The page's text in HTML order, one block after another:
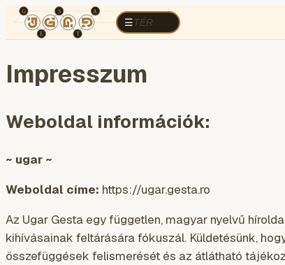
☰TÉR
TÉRELEMZÉS
Impresszum
Weboldal információk:
~ ugar ~
Weboldal címe: https://ugar.gesta.ro
Az Ugar Gesta egy független, magyar nyelvű
kihívásainak feltárására fókuszál. Küldetésünk,
összefüggések felismerését és az átlátható